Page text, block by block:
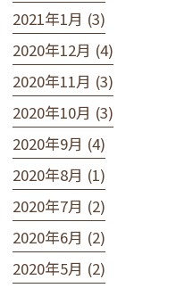
2021年1月 (3)
2020年12月 (4)
2020年11月 (3)
2020年10月 (3)
2020年9月 (4)
2020年8月 (1)
2020年7月 (2)
2020年6月 (2)
2020年5月 (2)